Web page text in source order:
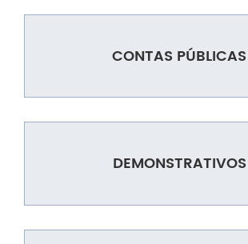
CONTAS PÚBLICAS
DEMONSTRATIVOS